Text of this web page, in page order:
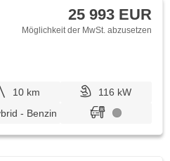
Scheiben, Antrieb 4x2,
25 993 EUR
Möglichkeit der MwSt. abzusetzen
10 km
116 kW
- Benzin